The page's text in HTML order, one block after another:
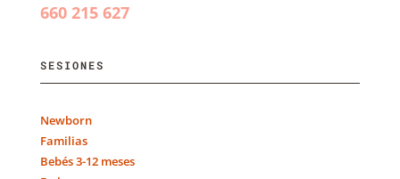
660 215 627
SESIONES
Newborn
Familias
Bebés 3-12 meses